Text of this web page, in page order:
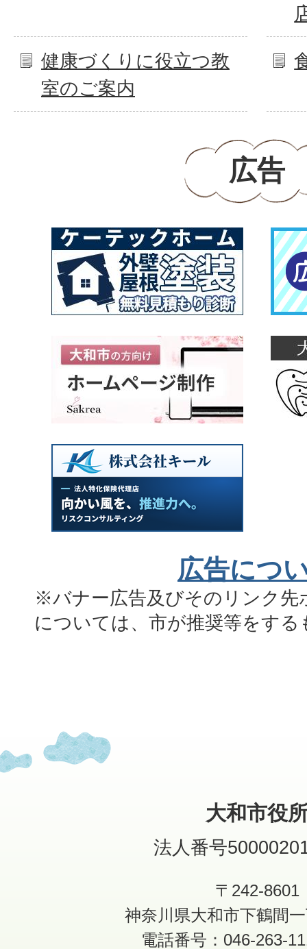
健康づくりに役立つ教
室のご案内
広告
広告につ
※バナー広告及びそのリンク先
については、市が推奨等をす
大和市役
法人番号
〒242-8601
神奈川県大和市下鶴間
電話番号：046-263-